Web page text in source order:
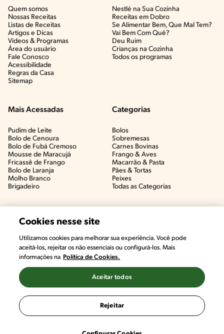
#CHAMANUTRI
CONVERSE COM UMA NUTRICIONISTA E
TIRE AS SUAS DÚVIDAS
Quem somos
Nossas Receitas
Listas de Receitas​
Artigos e Dicas​
Vídeos & Programas​
Área do usuário
Fale Conosco
Acessibilidade
Regras da Casa
Sitemap
Nestlé na Sua Cozinha
Receitas em Dobro
Se Alimentar Bem, Que Mal Tem?​
Vai Bem Com Quê?​
Deu Ruim​
Crianças na Cozinha​
Todos os programas
Mais Acessadas
Pudim de Leite
Bolo de Cenoura
Bolo de Fubá Cremoso
Mousse de Maracujá
Fricassê de Frango
Bolo de Laranja
Molho Branco
Brigadeiro
Categorias
Bolos
Sobremesas
Carnes Bovinas​
Frango & Aves​
Macarrão & Pasta​
Pães & Tortas​
Peixes
Todas as Categorias
Cookies nesse site
Utilizamos cookies para melhorar sua experiência. Você pode
aceitá-los, rejeitar os não essenciais ou configurá-los. Mais
informações na Política de Cookies.
Rejeitar
Aceitar todos